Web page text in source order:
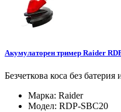
Акумулаторен тример Raider
Безчеткова коса без батерия
Марка: Raider
Модел: RDP-SBC20